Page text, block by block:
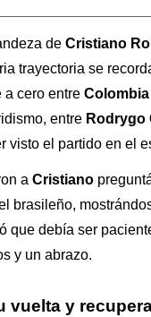
de Cristiano
trayectoria se
a cero entre Colombia
entre Rodrygo
visto el partido en el
a Cristiano
brasileño,
que debía ser
y un abrazo.
vuelta y